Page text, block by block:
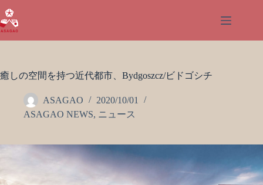
ン
テ
ン
ス
癒しの空間を持つ近代都市、Bydgoszcz/ビドゴシチ
ASAGAO
2020/10/01
ASAGAO NEWS, ニュース